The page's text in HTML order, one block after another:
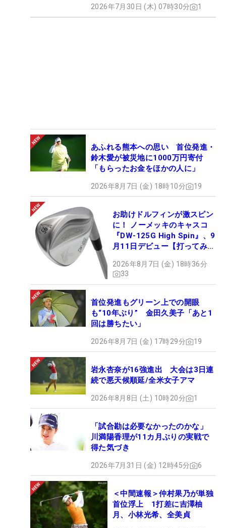
2026年7月30日 (木) 07時30分 1
あふれる熊本への思い 首位発進・
鈴木愛が被災地に1000万円寄付
「もらったお金をほかの人に」
2026年8月7日 (金) 18時10分 19
お助けドルフィンが激スピン
に！ ノーメッキのキャスコ
『DW-125G High Spin』、9
月11日デビュー【打ってみ
2026年8月7日 (金) 18時36分
33
首位発進もグリーン上での開眼
も“10年ぶり” 金田久美子「あと1
回は勝ちたい」
2026年8月7日 (金) 17時29分 19
岩永杏奈が16強進出 大会は3日連
続で悪天候順延/全米女子アマ
2026年8月8日 (土) 10時20分 1
「試合勘は必要なかったのかな」
川満陽香理が11カ月ぶりの実戦で
得た気づき
2026年7月31日 (金) 12時45分 6
＜中間速報＞仲村果乃が単独
首位浮上 1打差に吉澤柚
月、小林光希、全美貞